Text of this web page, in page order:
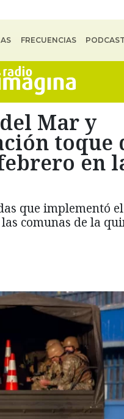
FRECUENCIAS PODCAST
Mar y
toque
en
que implementó el
comunas de la